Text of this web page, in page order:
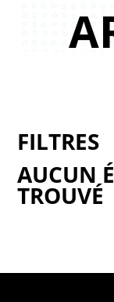
AUCUN
TROUVÉ
FILTRES